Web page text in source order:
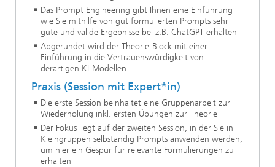
Das Prompt Engineering gibt Ihnen eine Einführung
wie Sie mithilfe von gut formulierten Prompts sehr
gute und valide Ergebnisse bei z.B. ChatGPT erhalten
Abgerundet wird der Theorie-Block mit einer
Einführung in die Vertrauenswürdigkeit von
derartigen KI-Modellen
Praxis (Session mit Expert*in)
Die erste Session beinhaltet eine Gruppenarbeit zur
Wiederholung inkl. ersten Übungen zur Theorie
Der Fokus liegt auf der zweiten Session, in der Sie in
Kleingruppen selbständig Prompts anwenden werden,
um hier ein Gespür für relevante Formulierungen zu
erhalten